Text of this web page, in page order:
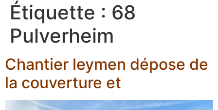
Étiquette : 68
Pulverheim
Chantier leymen dépose de
la couverture et